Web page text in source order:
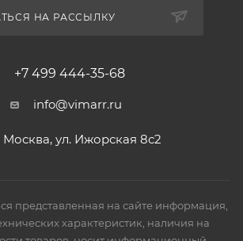
НА РАССЫЛКУ
+7 499 444-35-68
info@vimarr.ru
Москва, ул. Ижорская 8с2
представленная на сайте информация,
характеристик, наличия на